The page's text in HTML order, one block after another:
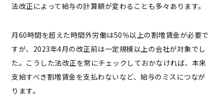
法改正によって給与の計算額が変わることも多々あります。
月60時間を超えた時間外労働は50％以上の割増賃金が必要で
すが、2023年4月の改正前は一定規模以上の会社が対象でし
た。こうした法改正を常にチェックしておかなければ、本来
支給すべき割増賃金を支払わないなど、給与のミスにつなが
ります。